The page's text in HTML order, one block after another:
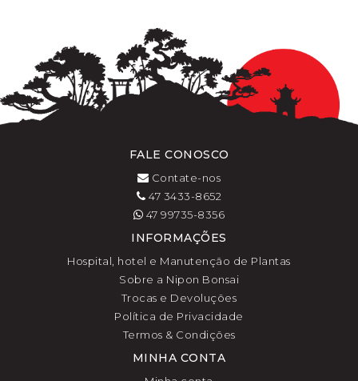
FALE CONOSCO
Contate-nos
47 3433-8652
47 99735-8356
INFORMAÇÕES
Hospital, hotel e Manutenção de Plantas
Sobre a Nipon Bonsai
Trocas e Devoluções
Política de Privacidade
Termos & Condições
MINHA CONTA